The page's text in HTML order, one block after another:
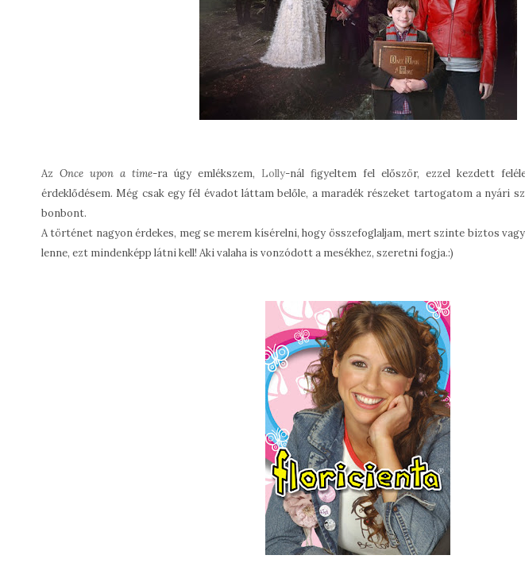
Az Once upon a time-ra úgy emlékszem, Lolly-nál figyeltem fel először, ezzel kezdett
érdeklődésem. Még csak egy fél évadot láttam belőle, a maradék részeket tartogatom a nyári
bonbont.
A történet nagyon érdekes, meg se merem kísérelni, hogy összefoglaljam, mert szinte biztos
lenne, ezt mindenképp látni kell! Aki valaha is vonzódott a mesékhez, szeretni fogja.:)